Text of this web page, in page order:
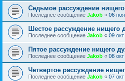
Седьмое рассуждение
Последнее сообщение Jakob « 06
Шестое рассуждение нищего
Последнее сообщение Jakob « 09
Пятое рассуждение нищего
Последнее сообщение Jakob « 08
Четвертое рассуждение
Последнее сообщение Jakob « 07